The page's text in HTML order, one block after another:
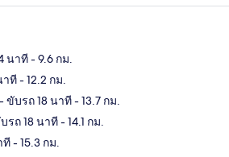
นาที- 9.6 กม.
าที- 12.2 กม.
- ขับรถ 18 นาที- 13.7 กม.
รถ 18 นาที- 14.1 กม.
ที- 15.3 กม.